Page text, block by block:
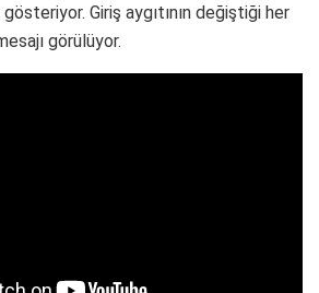
Giriş aygıtının değiştiği her
görülüyor.